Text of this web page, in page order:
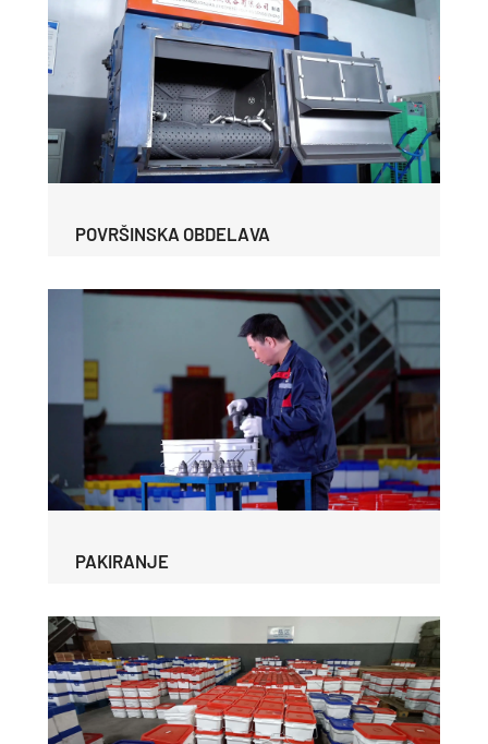
POVRŠINSKA OBDELAVA
PAKIRANJE